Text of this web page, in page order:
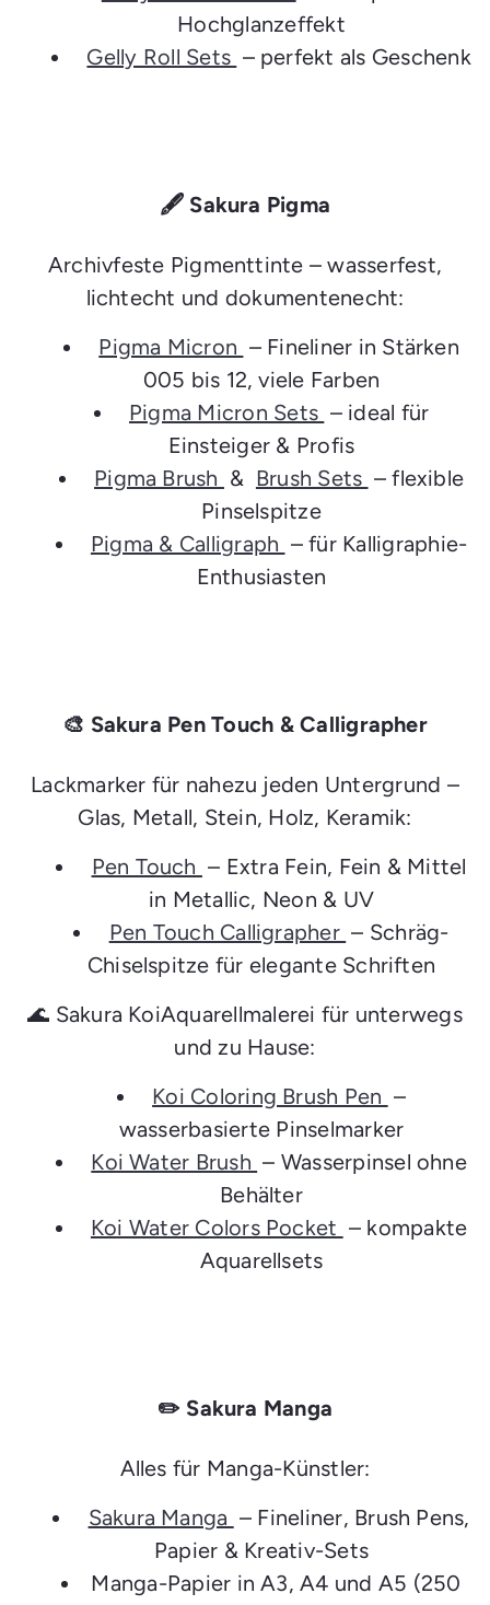
Hochglanzeffekt
Gelly Roll Sets – perfekt als Geschenk
🖋️ Sakura Pigma
Archivfeste Pigmenttinte – wasserfest,
lichtecht und dokumentenecht:
Pigma Micron – Fineliner in Stärken
005 bis 12, viele Farben
Pigma Micron Sets – ideal für
Einsteiger & Profis
Pigma Brush & Brush Sets – flexible
Pinselspitze
Pigma & Calligraph – für Kalligraphie-
Enthusiasten
🎨 Sakura Pen Touch & Calligrapher
Lackmarker für nahezu jeden Untergrund –
Glas, Metall, Stein, Holz, Keramik:
Pen Touch – Extra Fein, Fein & Mittel
in Metallic, Neon & UV
Pen Touch Calligrapher – Schräg-
Chiselspitze für elegante Schriften
🌊 Sakura KoiAquarellmalerei für unterwegs
und zu Hause:
Koi Coloring Brush Pen –
wasserbasierte Pinselmarker
Koi Water Brush – Wasserpinsel ohne
Behälter
Koi Water Colors Pocket – kompakte
Aquarellsets
✏️ Sakura Manga
Alles für Manga-Künstler:
Sakura Manga – Fineliner, Brush Pens,
Papier & Kreativ-Sets
Manga-Papier in A3, A4 und A5 (250